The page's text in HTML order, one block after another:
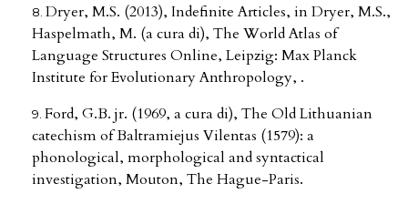
Dryer, M.S. (2013), Indefinite Articles, in Dryer, M.S.,
Haspelmath, M. (a cura di), The World Atlas of
Language Structures Online, Leipzig: Max Planck
Institute for Evolutionary Anthropology, .
Ford, G.B. jr. (1969, a cura di), The Old Lithuanian
catechism of Baltramiejus Vilentas (1579): a
phonological, morphological and syntactical
investigation, Mouton, The Hague-Paris.